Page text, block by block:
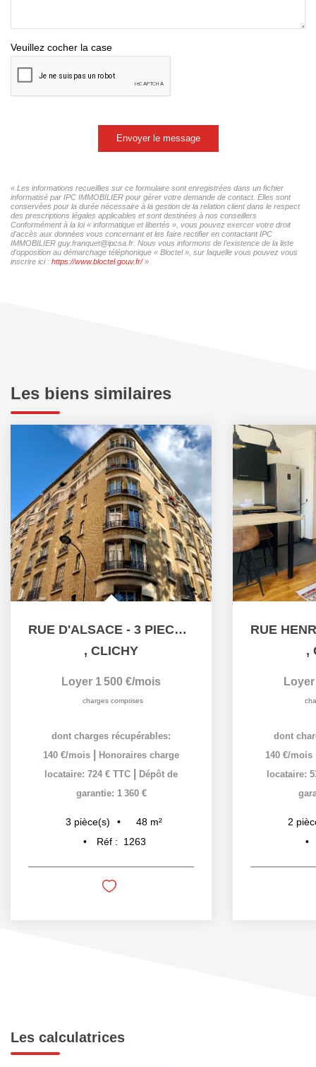
Veuillez cocher la case
Envoyer le message
« Les informations recueillies sur ce formulaire sont enregistrées dans un fichier
informatisé par IPC IMMOBILIER pour gérer votre demande de contact. Elles sont
conservées pour la durée nécessaire à la gestion de la relation client dans le respect
des prescriptions légales applicables et sont destinées à nos conseillers
Conformément à la loi « informatique et libertés », vous pouvez exercer votre droit
d'accès aux données vous concernant et les faire rectifier en contactant IPC
IMMOBILIER guy.franquet@ipcsa.fr. Nous vous informons de l'existence de la liste
d'opposition au démarchage téléphonique « Bloctel », sur laquelle vous pouvez vous
inscrire ici : https://www.bloctel.gouv.fr/»
Les biens similaires
RUE D'ALSACE - 3 PIECES - 47,36M²
, CLICHY
Loyer 1 500 €/mois
charges comprises
dont charges récupérables:
140 €/mois
Honoraires charge
locataire: 724 € TTC
Dépôt de
garantie: 1 360 €
3 pièce(s) 48 m²
Réf :
1263
,
dont
140 €/mois
locataire:
2
Les calculatrices